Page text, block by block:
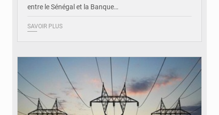
entre le Sénégal et la Banque…
SAVOIR PLUS